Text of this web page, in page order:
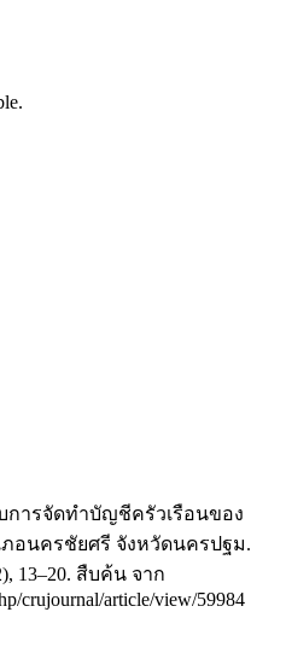
การจัดทำบัญชีครัวเรือนของ
อนครชัยศรี จังหวัดนครปฐม.
13–20. สืบค้น จาก
crujournal/article/view/59984